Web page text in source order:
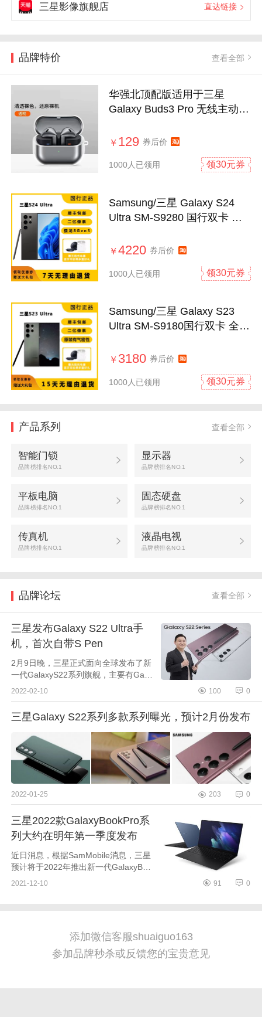
三星影像旗舰店 直达链接
品牌特价 查看全部
华强北顶配版适用于三星
Galaxy Buds3 Pro 无线主动降
￥ 129 券后价
1000人已领用 领30元券
Samsung/三星 Galaxy S24
Ultra SM-S9280 国行双卡 全
￥4220 券后价
1000人已领用 领30元券
Samsung/三星 Galaxy S23
Ultra SM-S9180国行双卡 全网
￥ 3180 券后价
1000人已领用 领30元券
产品系列 查看全部
智能门锁
品牌榜排名NO.1
显示器
品牌榜排名NO.1
平板电脑
品牌榜排名NO.1
固态硬盘
品牌榜排名NO.1
传真机
品牌榜排名NO.1
液晶电视
品牌榜排名NO.1
品牌论坛 查看全部
三星发布Galaxy S22 Ultra手
机，首次自带S Pen
2月9日晚，三星正式面向全球发布了新
一代GalaxyS22系列旗舰，主要有Gala
xyS22、GalaxyS22+（S22Plus）及Ga
中GalaxyS22Ultra是超大杯机皇...
2022-02-10 100 0
三星Galaxy S22系列多款系列曝光，预计2月份发布
2022-01-25 203 0
三星2022款GalaxyBookPro系
列大约在明年第一季度发布
近日消息，根据SamMobile消息，三星
预计将于2022年推出新一代GalaxyBoo
kPro系列笔记本电脑，预计发布时间明
2021-12-10 91 0
添加微信客服shuaiguo163
参加品牌秒杀或反馈您的宝贵意见